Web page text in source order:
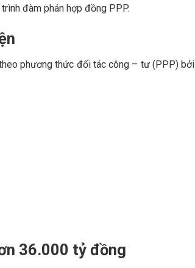
đàm phán hợp đồng PPP.
phương thức đối tác công – tư (PPP) bởi
36.000 tỷ đồng